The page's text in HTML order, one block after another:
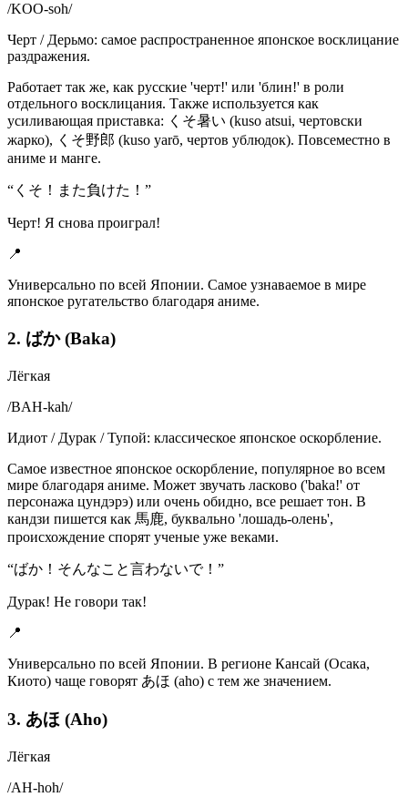
/KOO-soh/
Черт / Дерьмо: самое распространенное японское восклицание
раздражения.
Работает так же, как русские 'черт!' или 'блин!' в роли
отдельного восклицания. Также используется как
усиливающая приставка: くそ暑い (kuso atsui, чертовски
жарко), くそ野郎 (kuso yarō, чертов ублюдок). Повсеместно в
аниме и манге.
“ くそ！また負けた！ ”
Черт! Я снова проиграл!
📍
Универсально по всей Японии. Самое узнаваемое в мире
японское ругательство благодаря аниме.
2. ばか (Baka)
Лёгкая
/BAH-kah/
Идиот / Дурак / Тупой: классическое японское оскорбление.
Самое известное японское оскорбление, популярное во всем
мире благодаря аниме. Может звучать ласково ('baka!' от
персонажа цундэрэ) или очень обидно, все решает тон. В
кандзи пишется как 馬鹿, буквально 'лошадь-олень',
происхождение спорят ученые уже веками.
“ばか！そんなこと言わないで！ ”
Дурак! Не говори так!
📍
Универсально по всей Японии. В регионе Кансай (Осака,
Киото) чаще говорят あほ (aho) с тем же значением.
3. あほ (Aho)
Лёгкая
/AH-hoh/